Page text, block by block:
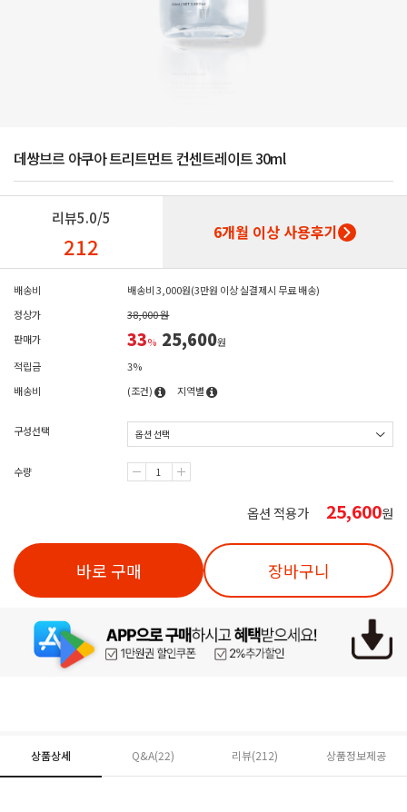
데쌍브르 아쿠아 트리트먼트 컨센트레이트 30ml
리뷰5.0/5
212 6개월 이상 사용후기
배송비
배송비 3,000원(3만원 이상 실결제시 무료 배송)
정상가
38,000 원
판매가
33% 25,600원
적립금
3%
배송비
(조건) 지역별
구성선택
수량
옵션 적용가 25,600원
바로 구매 장바구니
상품상세 Q&A(22) 리뷰(212) 상품정보제공